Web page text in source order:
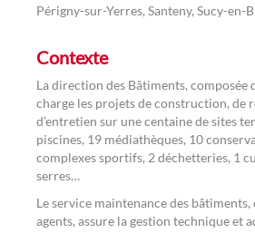
Périgny-sur-Yerres, Santeny, Sucy-en-
Contexte
La direction des Bâtiments, composée
charge les projets de construction, de
d’entretien sur une centaine de sites
piscines, 19 médiathèques, 10
complexes sportifs, 2 déchetteries, 1
serres…
Le service maintenance des bâtiments,
agents, assure la gestion technique et